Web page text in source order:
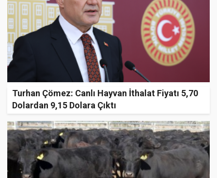
Turhan Çömez: Canlı Hayvan İthalat Fiyatı 5,70
Dolardan 9,15 Dolara Çıktı